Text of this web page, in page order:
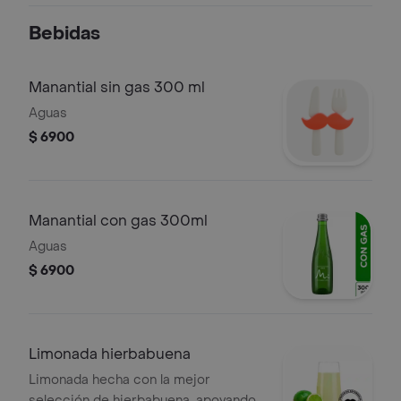
Bebidas
Manantial sin gas 300 ml
Aguas
$ 6900
Manantial con gas 300ml
Aguas
$ 6900
Limonada hierbabuena
Limonada hecha con la mejor